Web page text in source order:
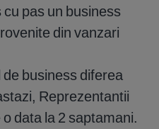
pas un business
din vanzari
business diferea
Reprezentantii
data la 2 saptamani.